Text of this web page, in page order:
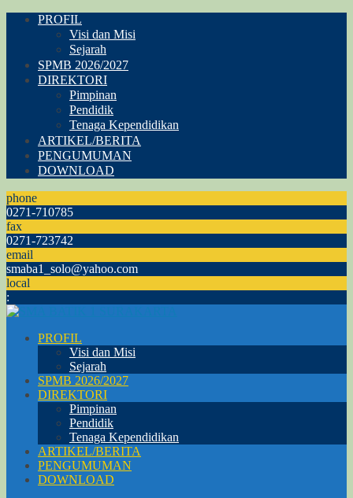
PROFIL
Visi dan Misi
Sejarah
SPMB 2026/2027
DIREKTORI
Pimpinan
Pendidik
Tenaga Kependidikan
ARTIKEL/BERITA
PENGUMUMAN
DOWNLOAD
phone
0271-710785
fax
0271-723742
email
smaba1_solo@yahoo.com
local
:
PROFIL
Visi dan Misi
Sejarah
SPMB 2026/2027
DIREKTORI
Pimpinan
Pendidik
Tenaga Kependidikan
ARTIKEL/BERITA
PENGUMUMAN
DOWNLOAD